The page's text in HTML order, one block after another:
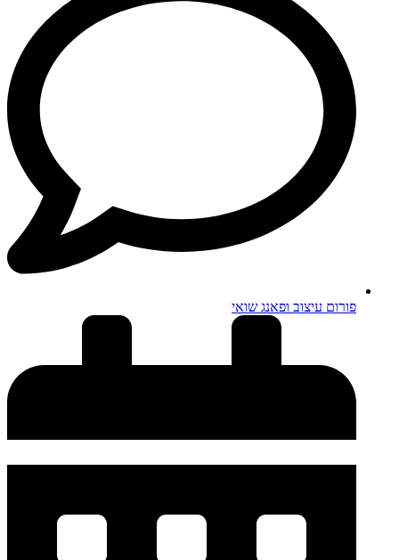
פורום עיצוב ופאנג שואי